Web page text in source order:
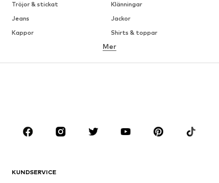
Tröjor & stickat
Klänningar
Jeans
Jackor
Kappor
Shirts & toppar
Underkläder
Kjolar
Blusar & tunikor
Premium
Nytt
Mer
KUNDSERVICE